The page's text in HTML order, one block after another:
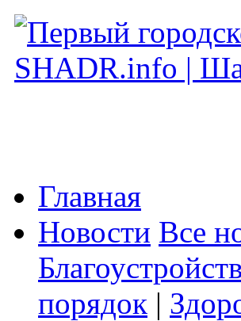
Главная
Новости Все
порядок |